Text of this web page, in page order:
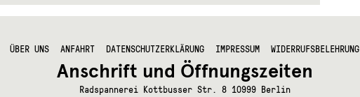
Die
auf.
können
der
Produktseite
ÜBER UNS ANFAHRT DATENSCHUTZERKLÄRUNG IMPRESSUM WIDERRUFSBELEHRUNG
Anschrift und Öffnungszeiten
Radspannerei Kottbusser Str. 8 10999 Berlin